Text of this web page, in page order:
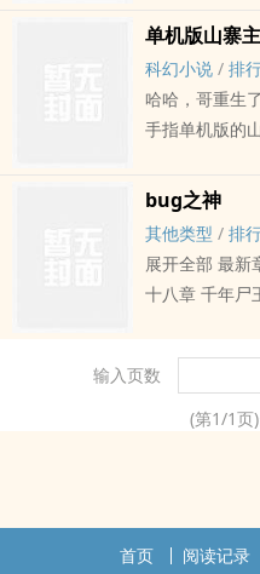
不知dao三十
世界没有之一
上、下、下、
re血格斗、三
怪、英雄联盟
zhong游戏与...
单机版山寨
科幻小说 / 排
哈哈，哥重生
手指单机版的
务世界随机。
见证三神qi家
的渣子，我感
重来，一切妥
世界，武功等
bug之神
其他类型 / 排
展开全部 最新章节 第四百二十二章 出剑 第三百八
十八章 千年尸王 心魔有问题请大家刷新一下
第四百二十二章 出剑 第四百二
八十八章 千年尸王 心魔有问题请大家刷
九十章 彻底
输入页数
(第1/1页
首页 阅读记录